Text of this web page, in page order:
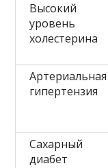
Высокий
уровень
холестерина
Артериальная
гипертензия
Сахарный
диабет